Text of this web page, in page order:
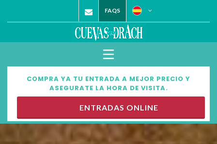
FAQS
COMPRA YA TU ENTRADA A MEJOR PRECIO Y
ASEGURATE LA HORA DE VISITA.
ENTRADAS ONLINE